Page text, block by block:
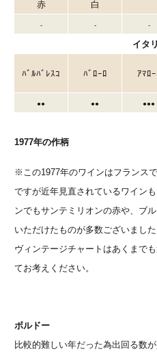
赤
白
- - -
イタ
ﾊﾞﾙﾊﾞﾚｽｺ ﾊﾞﾛｰﾛ ｱﾏﾛ
●● ●● ●●●
1977年の作柄
※この1977年のワインはフランス
ですが近年見直されているワイン
ンでもサンテミリオンの赤や、ブ
いただけたものが多数ございまし
ヴィンテージチャートはあくまで
てお考えください。
ボルドー
比較的難しい年だった為出回る数